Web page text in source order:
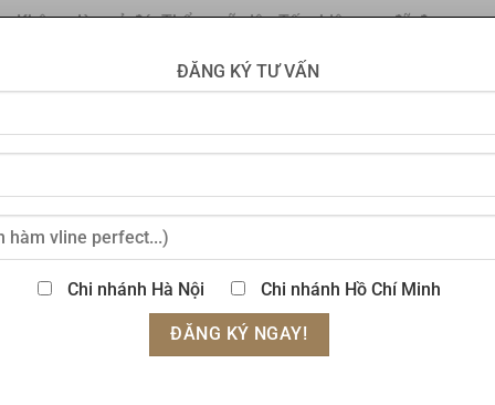
Không dừng ở đó, Thẩm mỹ viện Tấm hiện nay đã được
chất lượng, uy tín. Với đội ngũ y bác sĩ lành nghề với
không ngừng học hỏi, tìm hiểu để đem đến những kĩ
thuật tối tân nhất để phục vụ khách hàng. Đồng thời, với
hiện đại, kháng khuẩn…
Để tham khảo dịch vụ thẩm mỹ tại Tấm, quý khách vui
lòng điền form đăng ký bên cạnh, các bác sĩ tại Tấm sẽ
tư vấn giải đáp thắc mắc cho bạn sớm nhất.
ĐĂNG KÝ TƯ VẤN
Chi nhánh Hà Nội Chi nhánh Hồ Chí Minh